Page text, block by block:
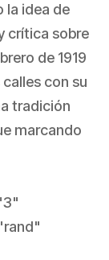
la idea de
crítica sobre
de 1919
con su
tradición
marcando